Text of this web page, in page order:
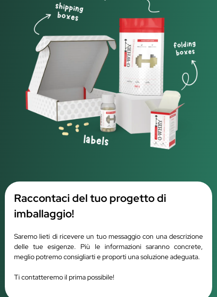
Raccontaci del tuo progetto di
imballaggio!
Saremo lieti di ricevere un tuo messaggio con una descrizione
delle tue esigenze. Più le informazioni saranno concrete,
meglio potremo consigliarti e proporti una soluzione adeguata.
Ti contatteremo il prima possibile!